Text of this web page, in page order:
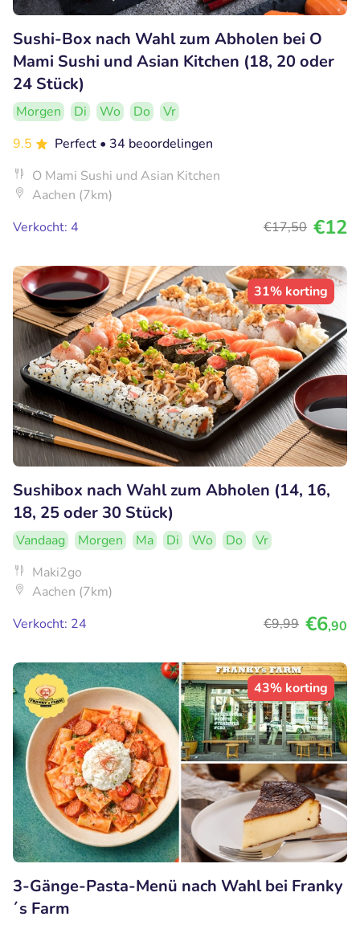
Sushi-Box nach Wahl zum Abholen bei O
Mami Sushi und Asian Kitchen (18, 20 oder
24 Stück)
Morgen Di Wo Do
Vr
9.5
Perfect • 34 beoordelingen
O Mami Sushi und Asian Kitchen
Aachen (7km)
Verkocht: 4
€17,50 €12
31% korting
Sushibox nach Wahl zum Abholen (14, 16,
18, 25 oder 30 Stück)
Vandaag Morgen Ma Di Wo Do
Vr
Maki2go
Aachen (7km)
Verkocht: 24
€9,99 €6,90
43% korting
3-Gänge-Pasta-Menü nach Wahl bei Franky
´s Farm